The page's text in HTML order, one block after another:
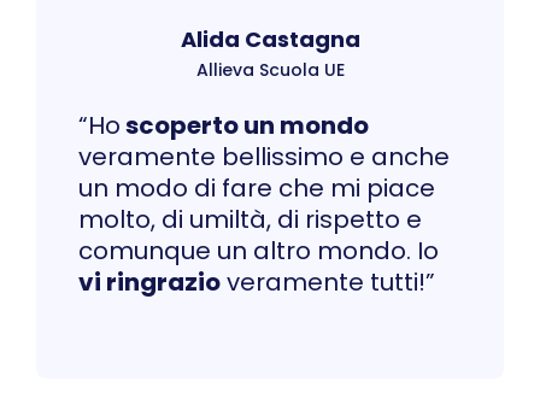
Alida Castagna
Allieva Scuola UE
“Hoscoperto un mondo
veramente bellissimo e anche
un modo di fare che mi piace
molto, di umiltà, di rispetto e
comunque un altro mondo. Io
vi ringrazioveramente tutti!”